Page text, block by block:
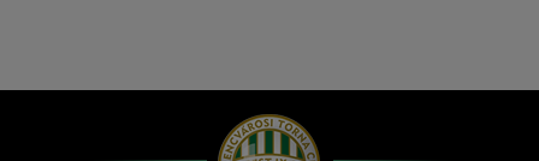
Hírek